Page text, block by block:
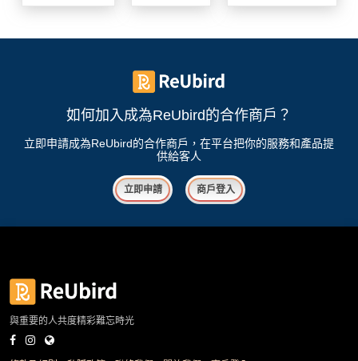
如何加入成為ReUbird的合作商戶？
立即申請成為ReUbird的合作商戶，在平台把你的服務和產品提
供給客人
立即申請 商戶登入
與重要的人共度精彩難忘時光